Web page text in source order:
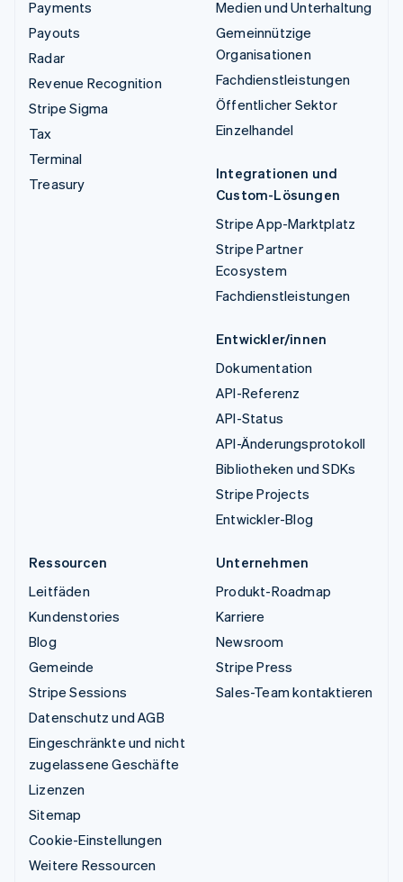
Payments
Payouts
Radar
Revenue Recognition
Stripe Sigma
Tax
Terminal
Treasury
Medien und Unterhaltung
Gemeinnützige
Organisationen
Fachdienstleistungen
Öffentlicher Sektor
Einzelhandel
Integrationen und
Custom-Lösungen
Stripe App-Marktplatz
Stripe Partner
Ecosystem
Fachdienstleistungen
Entwickler/innen
Dokumentation
API-Referenz
API-Status
API-Änderungsprotokoll
Bibliotheken und SDKs
Stripe Projects
Entwickler-Blog
Ressourcen
Leitfäden
Kundenstories
Blog
Gemeinde
Stripe Sessions
Datenschutz und AGB
Eingeschränkte und nicht
zugelassene Geschäfte
Lizenzen
Sitemap
Cookie-Einstellungen
Weitere Ressourcen
Unternehmen
Produkt-Roadmap
Karriere
Newsroom
Stripe Press
Sales-Team kontaktieren